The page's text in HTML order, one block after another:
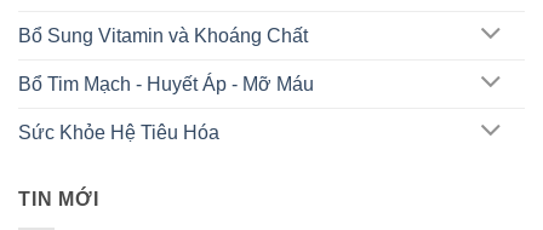
Bổ Sung Vitamin và Khoáng Chất
Bổ Tim Mạch - Huyết Áp - Mỡ Máu
Sức Khỏe Hệ Tiêu Hóa
TIN MỚI